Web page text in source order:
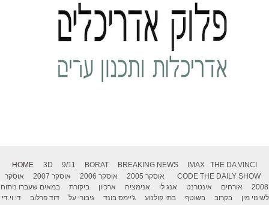
HOME 3D 9/11 BORAT BREAKING NEWS IMAX
THE DA VINCI
CODE THE DAILY SHOW אוסקר 2005 אוסקר 2006 אוסקר 2007
אוסקר
2008
אורחים אינטרנט אנג לי אנימציה ארכיון ביקורת
במאים שעברו ניתוח
לשינוי מין
בקרוב בשוטף בתי קולנוע ג'יימס בונד גיבורי על דוד פרלוב
די.וי.די